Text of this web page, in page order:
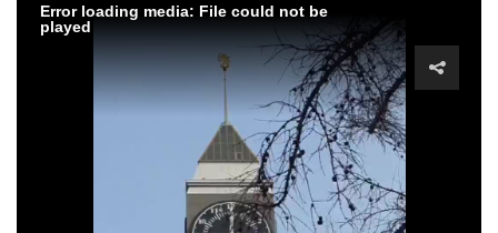
Error loading media: File could not be
played